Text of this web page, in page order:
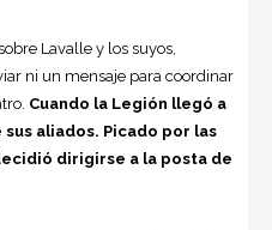
Lavalle y los suyos,
ni un mensaje para coordinar
Cuando la Legión llegó a
aliados. Picado por las
dirigirse a la posta de